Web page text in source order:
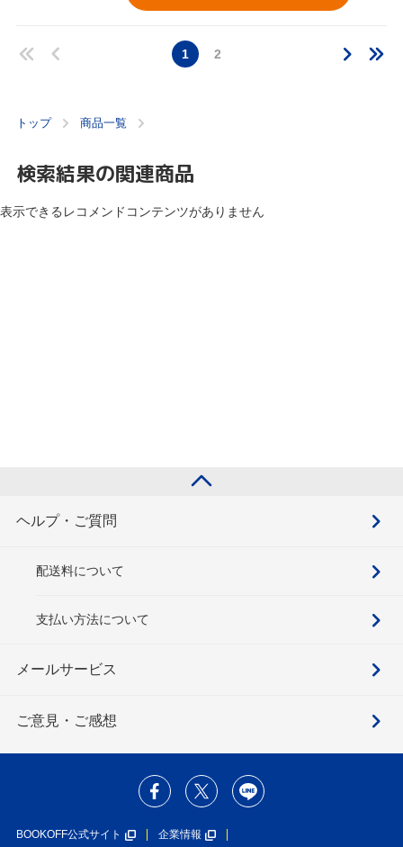
1 2
トップ 商品一覧
検索結果の関連商品
表示できるレコメンドコンテンツがありません
ヘルプ・ご質問
配送料について
支払い方法について
メールサービス
ご意見・ご感想
BOOKOFF公式サイト 企業情報